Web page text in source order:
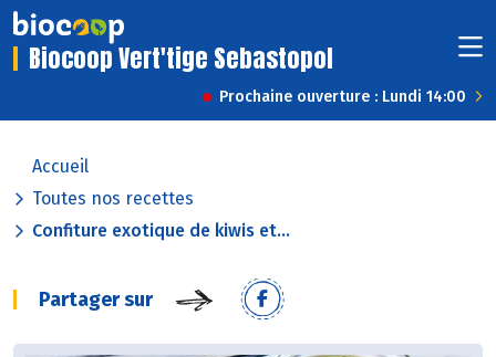
Biocoop Vert'tige Sebastopol
Prochaine ouverture : Lundi 14:00
Accueil
Toutes nos recettes
Confiture exotique de kiwis et...
Partager sur